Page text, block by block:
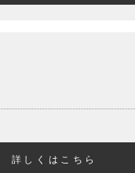
詳しくはこちら